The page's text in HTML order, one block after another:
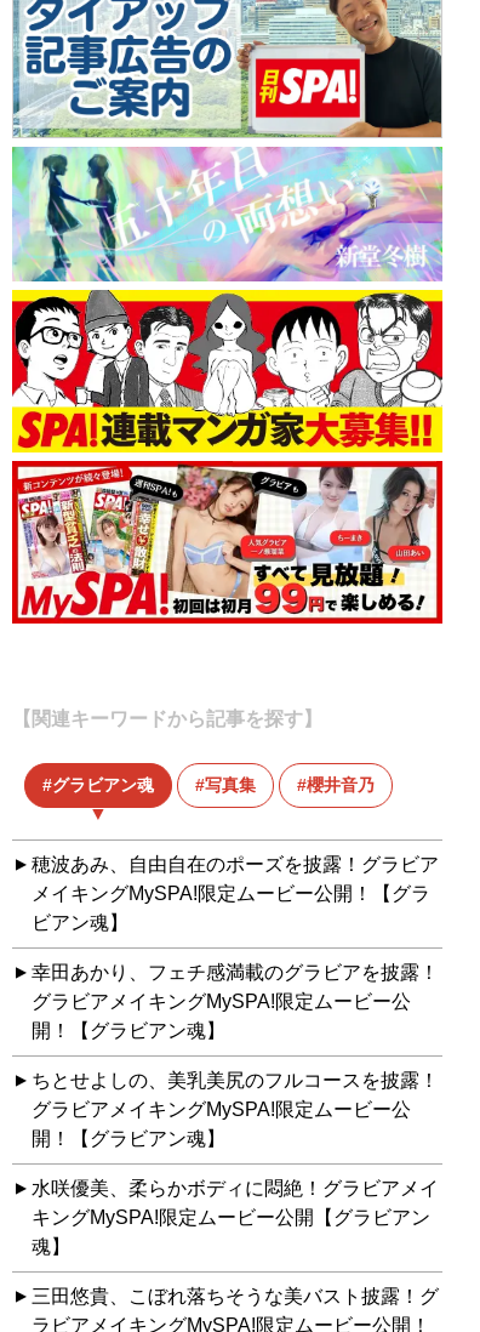
【関連キーワードから記事を探す】
グラビアン魂 写真集 櫻井音乃
穂波あみ、自由自在のポーズを披露！グラビア
メイキングMySPA!限定ムービー公開！【グラ
ビアン魂】
幸田あかり、フェチ感満載のグラビアを披露！
グラビアメイキングMySPA!限定ムービー公
開！【グラビアン魂】
ちとせよしの、美乳美尻のフルコースを披露！
グラビアメイキングMySPA!限定ムービー公
開！【グラビアン魂】
水咲優美、柔らかボディに悶絶！グラビアメイ
キングMySPA!限定ムービー公開【グラビアン
魂】
三田悠貴、こぼれ落ちそうな美バスト披露！グ
ラビアメイキングMySPA!限定ムービー公開！